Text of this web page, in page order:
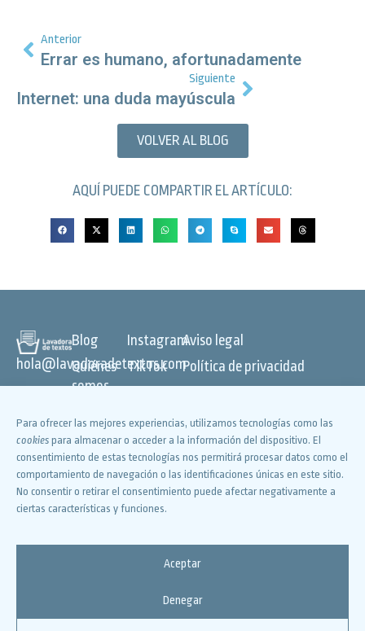
Para ofrecer las mejores experiencias, utilizamos tecnologías como las
cookies para almacenar o acceder a la información del dispositivo. El
consentimiento de estas tecnologías nos permitirá procesar datos como el
comportamiento de navegación o las identificaciones únicas en este sitio.
No consentir o retirar el consentimiento puede afectar negativamente a
ciertas características y funciones.
Aceptar
Denegar
Anterior
Errar es humano, afortunadamente
Siguiente
Internet: una duda mayúscula
VOLVER AL BLOG
AQUÍ PUEDE COMPARTIR EL ARTÍCULO:
hola@lavadoradetextos.com
Blog
Quiénes
somos
TV •
Radio •
Redes
Vídeos
nosotros
Instagram
TikTok
YouTube
Facebook
X
Aviso legal
Política de privacidad
Declaración de accesibilidad
©LAVADORA DE TEXTOS
2026. TODOS LOS DERECHOS
RESERVADOS